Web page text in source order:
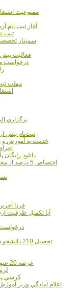
ممنوعيت
آغاز ثبت نام
ثبت
سمينار
فعاليت بيش از 70 هزار عضو هيات علمي در
درخواست مجوز براي 150
مهلت ثبت
برگزاري
ثبت‌نام بيش از 9 هزار نفر در آزمون کارداني فني و حرفه‌اي
خدمت به آموزش و
دانلود رایگان
اختصاص 5 درصد از محل عوارض گاز مصرفي براي نوسازي مدارس
فردا
آیا تکمیل ظرفیت
درخواست 29 رشته کارشناسي ارشد بررسي مي
تحصيل
عرضه 20 عنوان کتاب با موضوع سبک زندگي به دانشگاه‌ها
18
اعلام آمادگي وزير